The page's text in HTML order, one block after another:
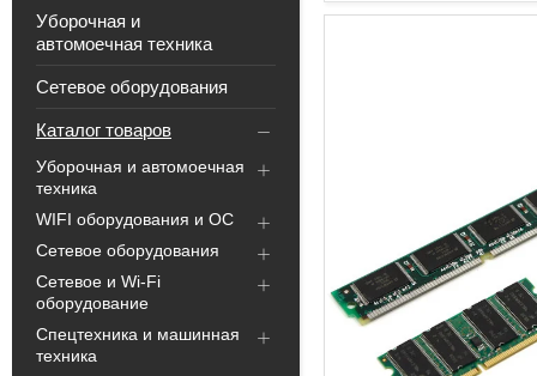
Уборочная и
автомоечная техника
Сетевое оборудования
Каталог товаров
Уборочная и автомоечная
техника
WIFI оборудования и ОС
Сетевое оборудования
Сетевое и Wi-Fi
оборудование
Спецтехника и машинная
техника